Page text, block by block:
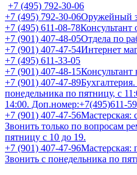
+7 (495) 792-30-06
+7 (495) 792-30-06Оружейный
+7 (495) 611-08-78Консультант
+7 (901) 407-48-05Отдела по
+7 (901) 407-47-54Интернет
+7 (495) 611-33-05
+7 (901) 407-48-15Консультант
+7 (901) 407-47-89
понедельника по пятницу, с
14:00. Доп.номер:+7(495)611-
+7 (901) 407-47-56Мастерская:
Звонить только по вопросам
пятницу с 10 до 19.
+7 (901) 407-47-96Мастерская:
Звонить с понедельника по